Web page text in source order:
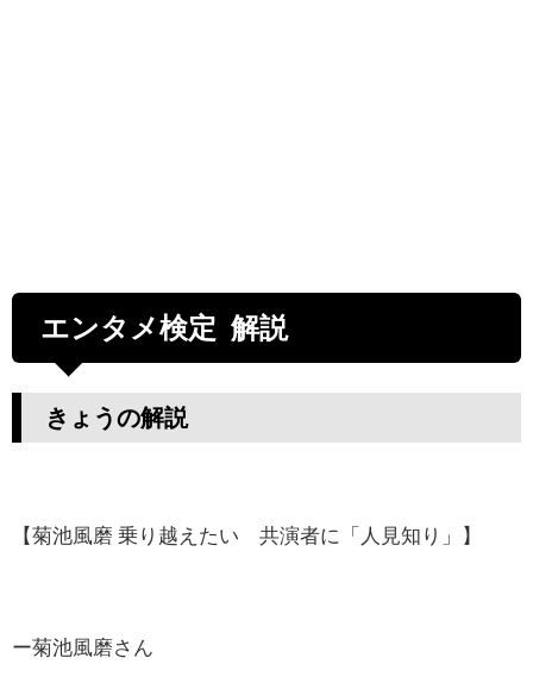
エンタメ検定 解説
きょうの解説
【菊池風磨 乗り越えたい 共演者に「人見知り」】
ー菊池風磨さん